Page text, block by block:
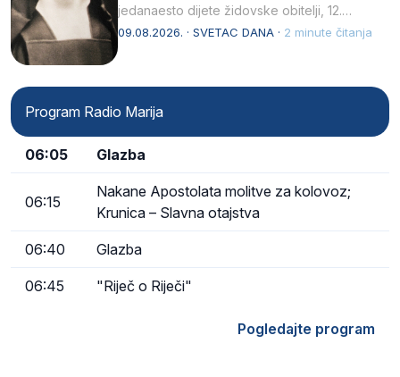
jedanaesto dijete židovske obitelji, 12.
listopada 1891, u Wrocławu…
09.08.2026. · SVETAC DANA · 2 minute čitanja
Program Radio Marija
06:05 Glazba
06:15
Nakane Apostolata molitve za kolovoz;
Krunica – Slavna otajstva
06:40 Glazba
06:45 "Riječ o Riječi"
Pogledajte program